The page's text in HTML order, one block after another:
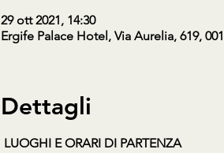
29 ott 2021, 14:30
Ergife Palace Hotel, Via Aurelia, 619,
Dettagli
LUOGHI E ORARI DI PARTENZA